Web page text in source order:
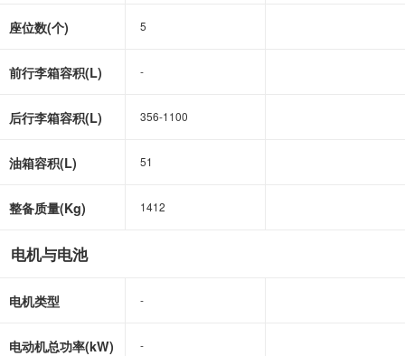
座位数(个) 5
前行李箱容积(L) -
后行李箱容积(L) 356-1100
油箱容积(L) 51
整备质量(Kg) 1412
电机与电池
电机类型 -
电动机总功率(kW) -
5
-
356-1100
51
1412
-
-